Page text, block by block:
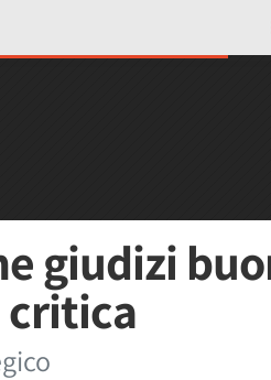
giudizi